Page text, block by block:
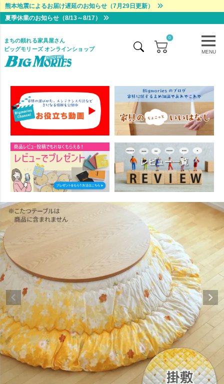
熊本地震によるお届け遅延のお知らせ（7月29日更新）
夏季休業のお知らせ（8/13～8/17）
MENU
まちの頼れる家具屋さん
ビッグモリーズ オンラインショップ
0
レビュー一覧